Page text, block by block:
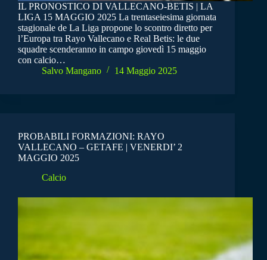
IL PRONOSTICO DI VALLECANO-BETIS | LA
LIGA 15 MAGGIO 2025 La trentaseiesima giornata
stagionale de La Liga propone lo scontro diretto per
l’Europa tra Rayo Vallecano e Real Betis: le due
squadre scenderanno in campo giovedì 15 maggio
con calcio…
Salvo Mangano
14 Maggio 2025
PROBABILI FORMAZIONI: RAYO
VALLECANO – GETAFE | VENERDI’ 2
MAGGIO 2025
Calcio